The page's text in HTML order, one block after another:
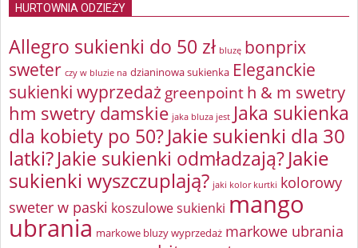
HURTOWNIA ODZIEŻY
Allegro sukienki do 50 zł bluzę bonprix
sweter czy w bluzie na dzianinowa sukienka Eleganckie
sukienki wyprzedaż greenpointh & m swetry
hm swetry damskie jaka bluza jest Jaka sukienka
dla kobiety po 50?Jakie sukienki dla 30
latki?Jakie sukienki odmładzają?Jakie
sukienki wyszczuplają? jaki kolor kurtki kolorowy
sweter w paski koszulowe sukienki mango
ubrania markowe bluzy wyprzedaż markowe ubrania